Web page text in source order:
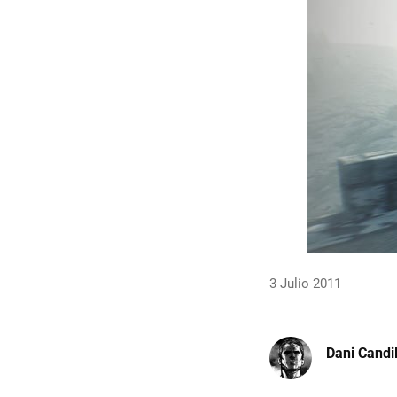
3 Julio 2011
Dani Candil